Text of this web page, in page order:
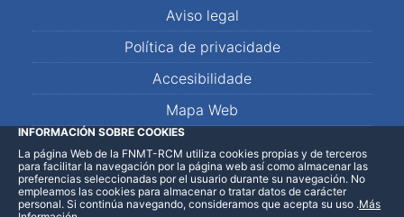
Aviso legal
Política de privacidade
Accesibilidade
Mapa Web
LinkedInFacebookWhatsApp
INFORMACIÓN SOBRE COOKIES
La página Web de la FNMT-RCM utiliza cookies propias y de terceros
para facilitar la navegación por la página web así como almacenar las
preferencias seleccionadas por el usuario durante su navegación. No
empleamos las cookies para almacenar o tratar datos de carácter
personal. Si continúa navegando, consideramos que acepta su uso .Más